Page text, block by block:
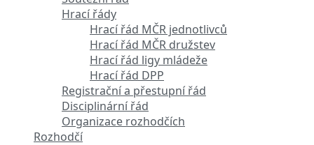
Hrací řády
Hrací řád MČR jednotlivců
Hrací řád MČR družstev
Hrací řád ligy mládeže
Hrací řád DPP
Registrační a přestupní řád
Disciplinární řád
Organizace rozhodčích
Rozhodčí